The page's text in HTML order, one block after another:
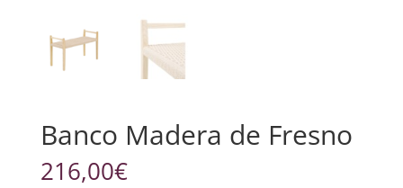
Banco Madera de Fresno
216,00€